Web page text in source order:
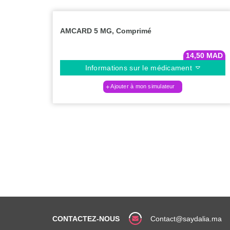
AMCARD 5 MG, Comprimé
14,50 MAD
Informations sur le médicament
Ajouter à mon simulateur
CONTACTEZ-NOUS Contact@saydalia.ma